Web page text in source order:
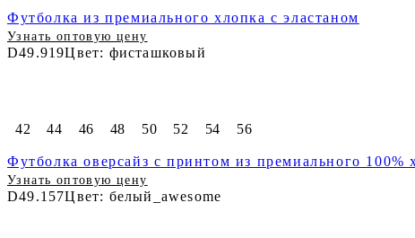
Футболка из премиального хлопка с эластаном
Узнать оптовую цену
D49.919Цвет: фисташковый
42 44 46 48 50 52 54 56
Футболка оверсайз с принтом из премиального 100%
Узнать оптовую цену
D49.157Цвет: белый_awesome